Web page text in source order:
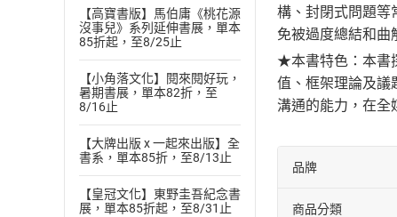
【高寶書版】馬伯庸《桃花源
沒事兒》系列延伸書展，單本
85折起，至8/25止
【小角落文化】閱來閱好玩，
暑期書展，單本82折，至
8/16止
【大牌出版 x 一起來出版】全
書系，單本85折，至8/13止
【皇冠文化】東野圭吾紀念書
展，單本85折起，至8/31止
構、封閉式問題等
免被過度總結和曲
★本書特色：本書
值、框架理論及議
溝通的能力，在全
品牌
商品分類